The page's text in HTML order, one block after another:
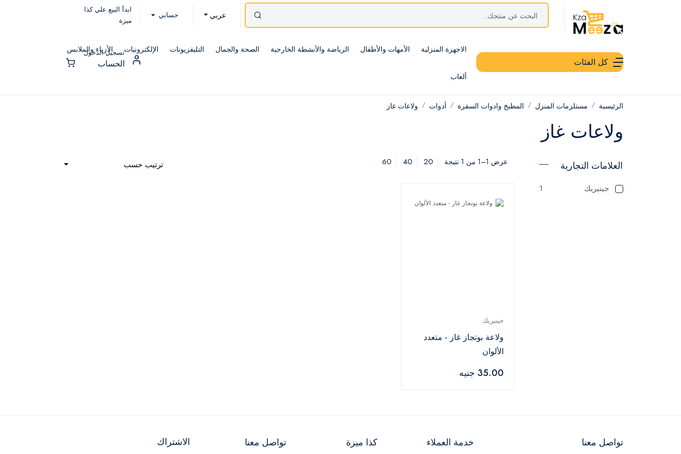
عربي حسابي
ابدأ البيع علي كذا
ميزة
كل الفئات
الاجهزة المنزلية الأمهات والأطفال الرياضة والأنشطة الخارجية الصحة والجمال التليفزيونات الإلكترونيات الأزياء والملابس
ألعاب
تسجيل الدخول
الحساب
الرئيسية مستلزمات المنزل المطبخ وادوات السفرة أدوات ولاعات غاز
ولاعات غاز
العلامات التجارية
جينيريك 1
عرض 1–1 من 1 نتيجة 20
40
60 ترتيب حسب
جينيريك
ولاعة بوتجاز غاز - متعدد
الألوان
35.00 جنيه
تواصل معنا خدمة العملاء كذا ميزة تواصل معنا الاشتراك